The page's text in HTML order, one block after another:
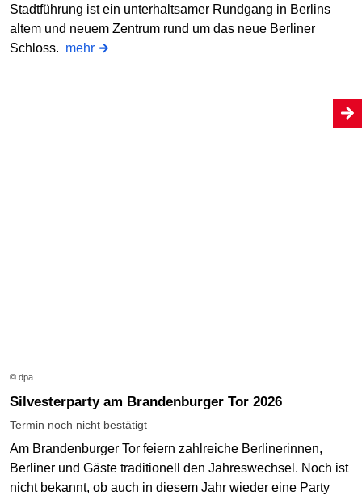
Stadtführung ist ein unterhaltsamer Rundgang in Berlins
altem und neuem Zentrum rund um das neue Berliner
Schloss. mehr
© dpa
Silvesterparty am Brandenburger Tor 2026
Termin noch nicht bestätigt
Am Brandenburger Tor feiern zahlreiche Berlinerinnen,
Berliner und Gäste traditionell den Jahreswechsel. Noch ist
nicht bekannt, ob auch in diesem Jahr wieder eine Party